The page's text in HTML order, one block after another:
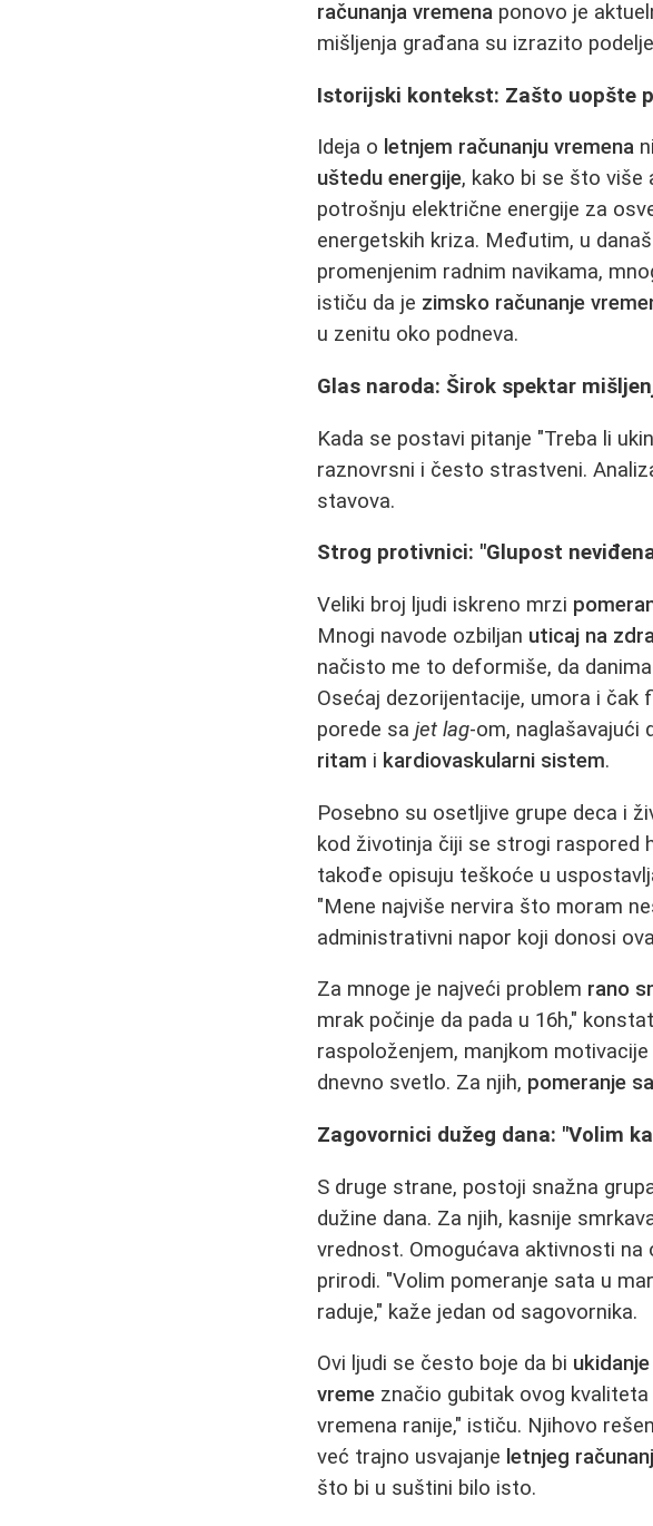
računanja vremena ponovo je
mišljenja građana su izrazito
Istorijski kontekst: Zašto uopšte
Ideja o letnjem računanju vremena
uštedu energije, kako bi se što više
potrošnju električne energije za
energetskih kriza. Međutim, u
promenjenim radnim navikama,
ističu da je zimsko računanje
u zenitu oko podneva.
Glas naroda: Širok spektar
Kada se postavi pitanje "Treba li
raznovrsni i često strastveni.
stavova.
Strog protivnici: "Glupost
Veliki broj ljudi iskreno mrzi
Mnogi navode ozbiljan uticaj na
načisto me to deformiše, da
Osećaj dezorijentacije, umora i
poredе sajet lag-om, naglašavajući
ritam i kardiovaskularni sistem.
Posebno su osetljive grupe deca i
kod životinja čiji se strogi raspored
takođе opisuju teškoće u
"Mene najviše nervira što moram
administrativni napor koji donosi
Za mnoge je najveći problem rano
mrak počinje da pada u 16h,"
raspoloženjem, manjkom
dnevno svetlo. Za njih, pomeranje
Zagovornici dužeg dana: "Volim
S druge strane, postoji snažna
dužine dana. Za njih, kasnije
vrednost. Omogućava aktivnosti na
prirodi. "Volim pomeranje sata u
raduje," kaže jedan od sagovornika.
Ovi ljudi se često boje da bi
vreme značio gubitak ovog
vremena ranije," ističu. Njihovo
već trajno usvajanje letnjeg
što bi u suštini bilo isto.